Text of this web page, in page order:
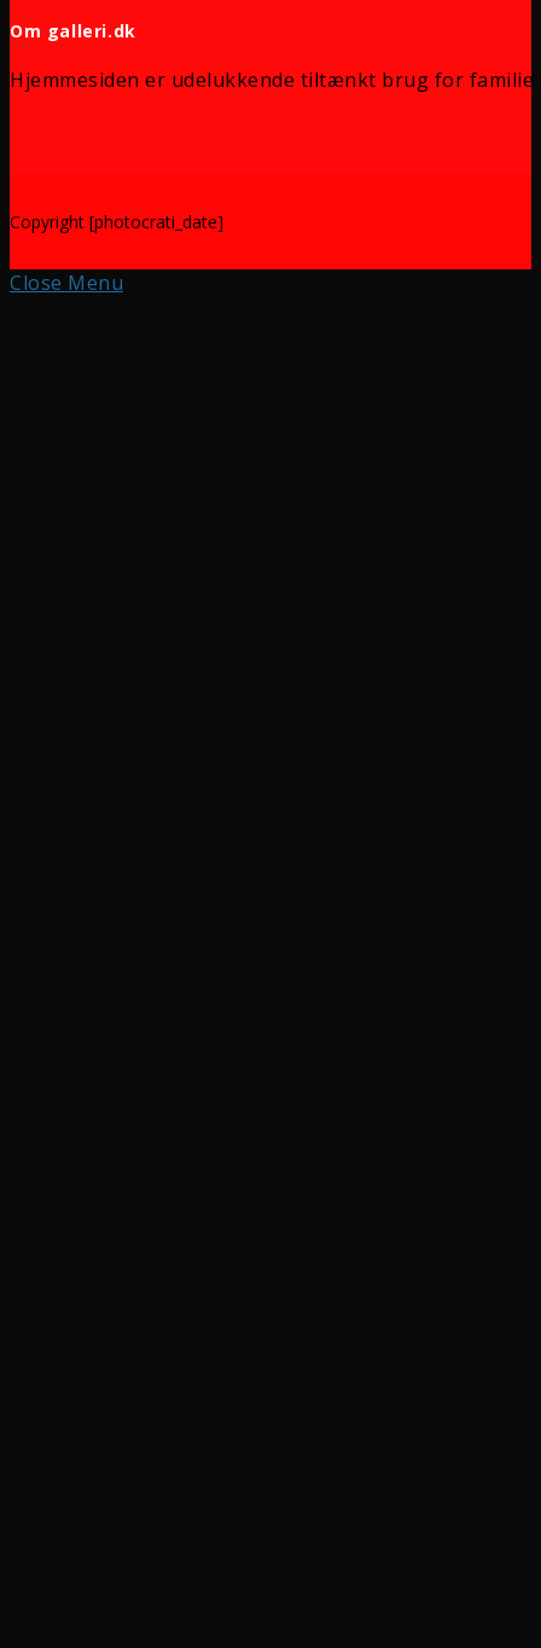
Om galleri.dk
Hjemmesiden er udelukkende tiltænkt brug for
Copyright [photocrati_date]
Close Menu